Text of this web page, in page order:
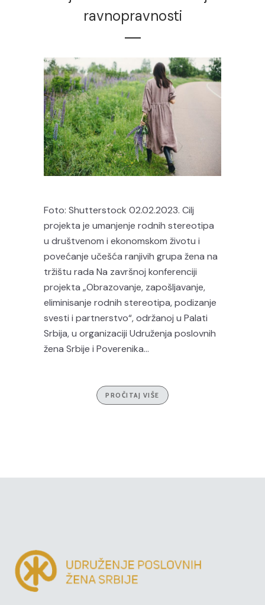
ravnopravnosti
Foto: Shutterstock 02.02.2023. Cilj
projekta je umanjenje rodnih stereotipa
u društvenom i ekonomskom životu i
povećanje učešća ranjivih grupa žena na
tržištu rada Na završnoj konferenciji
projekta „Obrazovanje, zapošljavanje,
eliminisanje rodnih stereotipa, podizanje
svesti i partnerstvo“, održanoj u Palati
Srbija, u organizaciji Udruženja poslovnih
žena Srbije i Poverenika...
PROČITAJ VIŠE